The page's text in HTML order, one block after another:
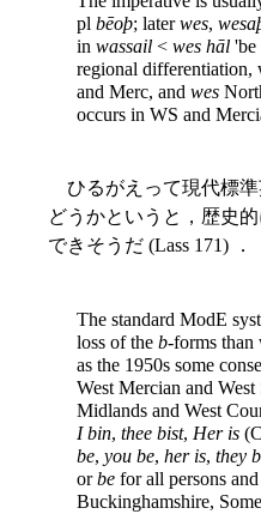
pl bēoþ; laterwes,
in wassail < wes hāl 'be
regional differentiation,
and Merc, and wes
occurs in WS and
ひるがえって現代標準
どうかというと，歴史
できそうだ (Lass 171) ．
The standard ModE
loss of the b-forms than
as the 1950s some
West Mercian and
Midlands and West
I bin, thee bist, Her is
be, you be, her is, they
orbe for all persons
Buckinghamshire,